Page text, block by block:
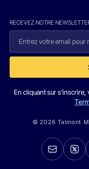
RECEVEZ NOTRE
En cliquant sur s'inscrire,
© 2026 Talmont